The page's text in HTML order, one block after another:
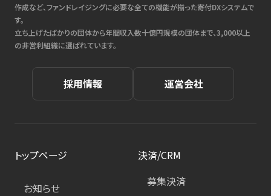
作成など、ファンドレイジングに必要な全ての機能が揃った寄付DXシステムで
す。
立ち上げたばかりの団体から年間収入数十億円規模の団体まで、3,000以上
の非営利組織に選ばれています。
採用情報 運営会社
トップページ
お知らせ
決済/CRM
募集決済